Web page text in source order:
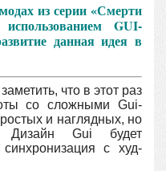
из серии «Смерти
GUI-
данная идея в
что в этот раз
со сложными Gui-
и наглядных, но
Дизайн Gui будет
с худ-